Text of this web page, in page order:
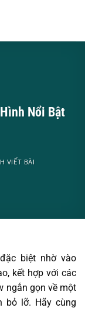
Nổi Bật
VIẾT BÀI
biệt nhờ vào
kết hợp với các
ngắn gọn về một
bỏ lỡ. Hãy cùng